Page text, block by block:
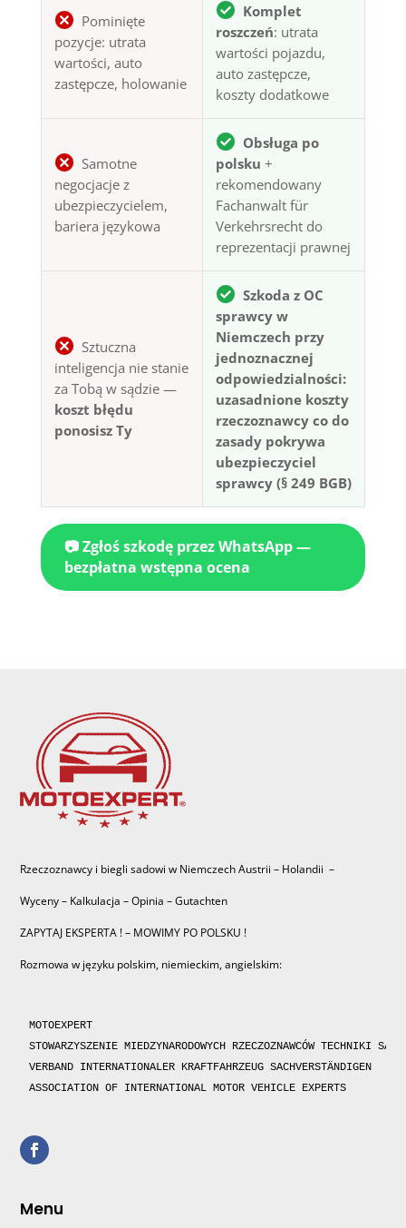
Pominięte
pozycje: utrata
wartości, auto
zastępcze, holowanie
Komplet
roszczeń: utrata
wartości pojazdu,
auto zastępcze,
koszty dodatkowe
Samotne
negocjacje z
ubezpieczycielem,
bariera językowa
Obsługa po
polsku +
rekomendowany
Fachanwalt für
Verkehrsrecht do
reprezentacji prawnej
Sztuczna
inteligencja nie stanie
za Tobą w sądzie —
koszt błędu
ponosisz Ty
Szkoda z OC
sprawcy w
Niemczech przy
jednoznacznej
odpowiedzialności:
uzasadnione koszty
rzeczoznawcy co do
zasady pokrywa
ubezpieczyciel
sprawcy (§ 249 BGB)
📷 Zgłoś szkodę przez WhatsApp —
bezpłatna wstępna ocena
Rzeczoznawcy i biegli sadowi w Niemczech Austrii – Holandii –
Wyceny – Kalkulacja – Opinia – Gutachten
ZAPYTAJ EKSPERTA ! – MOWIMY PO POLSKU !
Rozmowa w języku polskim, niemieckim, angielskim:
MOTOEXPERT
STOWARZYSZENIE MIEDZYNARODOWYCH RZECZOZNAWCÓW TECHNIKI
VERBAND INTERNATIONALER KRAFTFAHRZEUG SACHVERSTÄNDIGEN
ASSOCIATION OF INTERNATIONAL MOTOR VEHICLE EXPERTS
Menu